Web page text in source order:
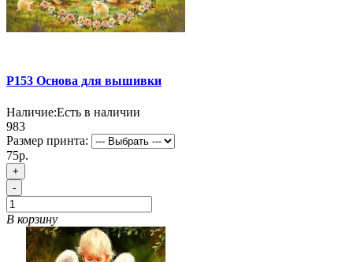
P153 Основа для вышивки
Наличие:Есть в наличии
983
Размер принта:
75р.
+
-
В корзину